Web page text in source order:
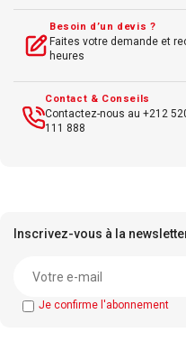
Besoin d’un devis ?
Faites votre demande et
heures
Contact & Conseils
Contactez-nous au +212
111 888
Inscrivez-vous à la
Je confirme l'abonnement